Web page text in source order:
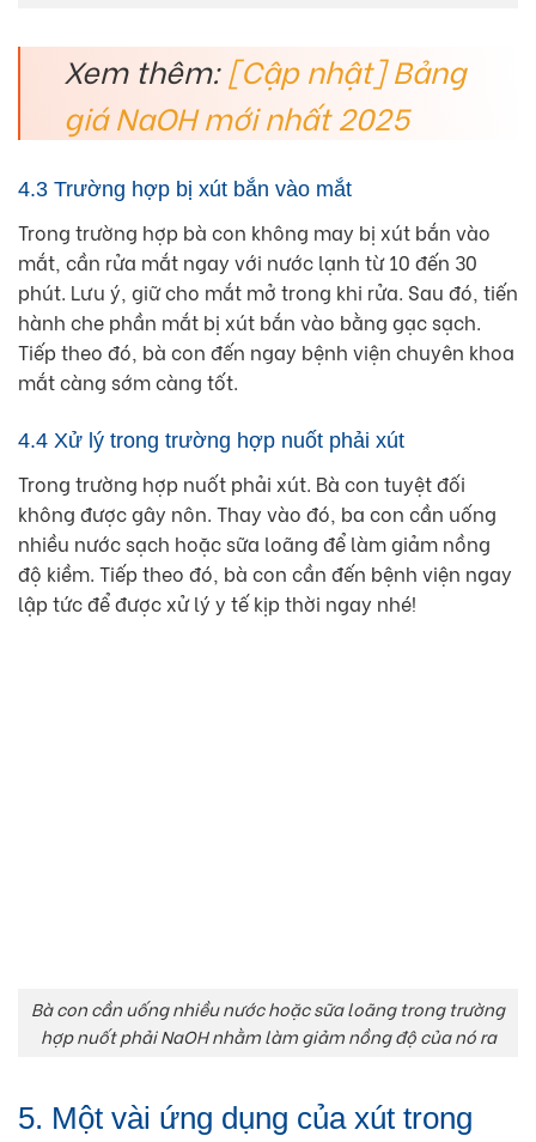
Xem thêm:[Cập nhật] Bảng
giá NaOH mới nhất 2025
4.3 Trường hợp bị xút bắn vào mắt
Trong trường hợp bà con không may bị xút bắn vào
mắt, cần rửa mắt ngay với nước lạnh từ 10 đến 30
phút. Lưu ý, giữ cho mắt mở trong khi rửa. Sau đó, tiến
hành che phần mắt bị xút bắn vào bằng gạc sạch.
Tiếp theo đó, bà con đến ngay bệnh viện chuyên khoa
mắt càng sớm càng tốt.
4.4 Xử lý trong trường hợp nuốt phải xút
Trong trường hợp nuốt phải xút. Bà con tuyệt đối
không được gây nôn. Thay vào đó, ba con cần uống
nhiều nước sạch hoặc sữa loãng để làm giảm nồng
độ kiềm. Tiếp theo đó, bà con cần đến bệnh viện ngay
lập tức để được xử lý y tế kịp thời ngay nhé!
Bà con cần uống nhiều nước hoặc sữa loãng trong trường
hợp nuốt phải NaOH nhằm làm giảm nồng độ của nó ra
5. Một vài ứng dụng của xút trong